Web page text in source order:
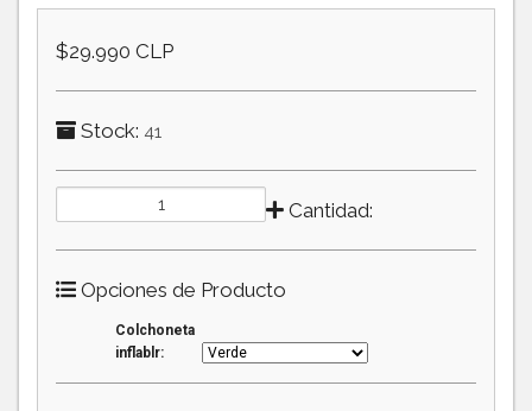
$29.990 CLP
Stock: 41
Cantidad:
Opciones de Producto
Colchoneta
inflablr: